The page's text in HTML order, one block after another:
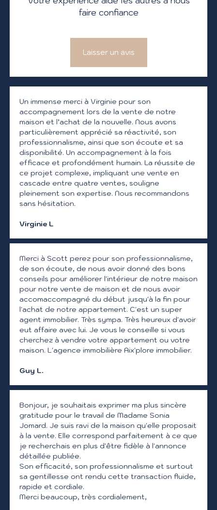
faire confiance
Laisser un avis
Un immense merci à Virginie pour son
accompagnement lors de la vente de notre
maison et l’achat de la nouvelle. Nous avons
particulièrement apprécié sa réactivité, son
professionnalisme, ainsi que son écoute et sa
disponibilité. Un accompagnement à la fois
efficace et profondément humain. La réussite de
ce projet complexe, impliquant une vente en
cascade entre quatre ventes, souligne
pleinement son expertise. Nous recommandons
sans hésitation.
Virginie L
Merci à Scott perez pour son professionnalisme,
de son écoute, de nous avoir donné des bons
conseils pour améliorer l'intérieur de notre maison
pour notre vente de maison et de nous avoir
accomaccompagné du début jusqu'à la fin pour
l'achat de notre appartement. C'est un super
agent immobilier. Très sympa. Très heureux d'avoir
eut affaire avec lui. Je vous le conseille si vous
cherchez à vendre votre appartement ou votre
maison. L'agence immobilière Aix'plore immobilier.
Guy L.
Bonjour, je souhaitais exprimer ma plus sincère
gratitude pour le travail de Madame Sonia
Jomard. Je suis ravi de la maison qu'elle proposait
à la vente. Elle correspond parfaitement à ce que
je recherchais en plus d'être fidèle à l'annonce
détaillée publiée.
Son efficacité, son professionnalisme et surtout
sa gentillesse ont rendu cette transaction fluide,
rapide et cordiale.
Merci beaucoup, très cordialement,